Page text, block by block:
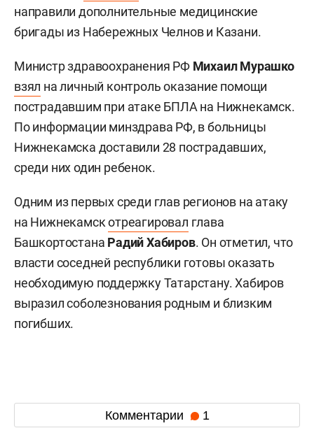
направили дополнительные медицинские
бригады из Набережных Челнов и Казани.
Министр здравоохранения РФ Михаил Мурашко
взял на личный контроль оказание помощи
пострадавшим при атаке БПЛА на Нижнекамск.
По информации минздрава РФ, в больницы
Нижнекамска доставили 28 пострадавших,
среди них один ребенок.
Одним из первых среди глав регионов на атаку
на Нижнекамскотреагировал глава
Башкортостана Радий Хабиров. Он отметил, что
власти соседней республики готовы оказать
необходимую поддержку Татарстану. Хабиров
выразил соболезнования родным и близким
погибших.
Комментарии 1